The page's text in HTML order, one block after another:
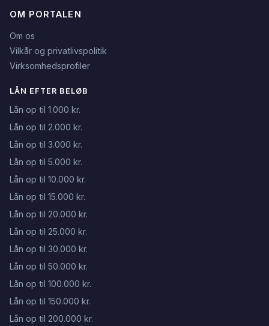
OM PORTALEN
Om os
Vilkår og privatlivspolitik
Virksomhedsprofiler
LÅN EFTER BELØB
Lån op til 1.000 kr.
Lån op til 2.000 kr.
Lån op til 3.000 kr.
Lån op til 5.000 kr.
Lån op til 10.000 kr.
Lån op til 15.000 kr.
Lån op til 20.000 kr.
Lån op til 25.000 kr.
Lån op til 30.000 kr.
Lån op til 50.000 kr.
Lån op til 100.000 kr.
Lån op til 150.000 kr.
Lån op til 200.000 kr.